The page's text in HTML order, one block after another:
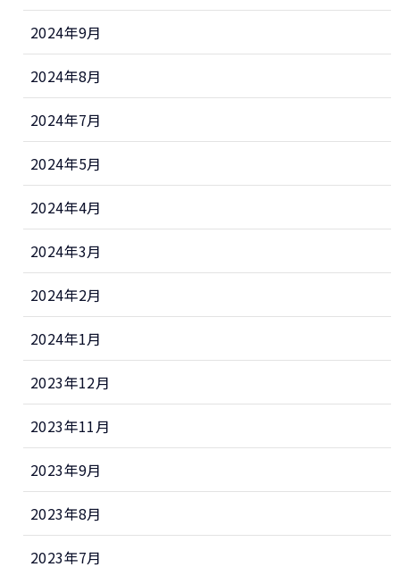
2024年9月
2024年8月
2024年7月
2024年5月
2024年4月
2024年3月
2024年2月
2024年1月
2023年12月
2023年11月
2023年9月
2023年8月
2023年7月